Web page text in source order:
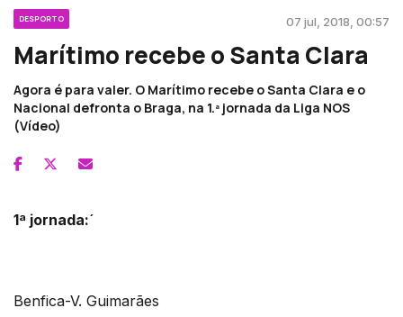
DESPORTO 07 jul, 2018, 00:57
Marítimo recebe o Santa Clara
Agora é para valer. O Marítimo recebe o Santa Clara e o
Nacional defronta o Braga, na 1.ª jornada da Liga NOS
(Vídeo)
1ª jornada:´
Benfica-V. Guimarães